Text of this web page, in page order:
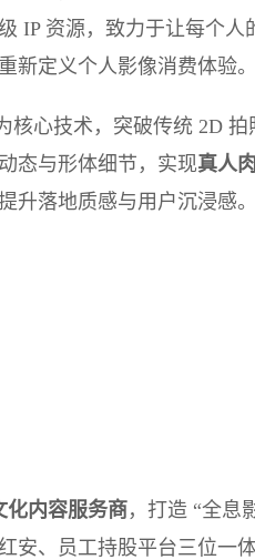
IP 资源，致力于让每个
新定义个人影像消费体验
核心技术，突破传统 2D
态与形体细节，实现真人
升落地质感与用户沉浸感
化内容服务商 ，打造 “全息
安、员工持股平台三位一